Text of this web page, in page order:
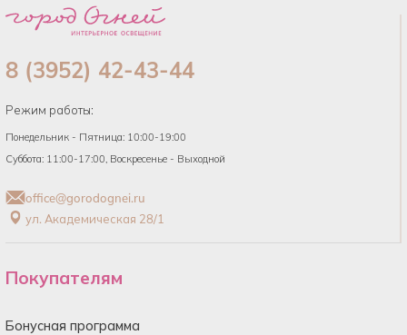
8 (3952) 42-43-44
Режим работы:
Понедельник - Пятница: 10:00-19:00
Суббота: 11:00-17:00, Воскресенье - Выходной
office@gorodognei.ru
ул. Академическая 28/1
Покупателям
Бонусная программа